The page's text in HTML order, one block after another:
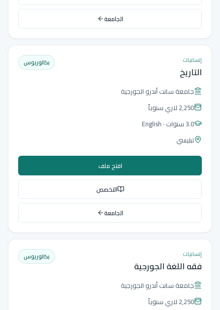
الجامعة
إنسانيات
التاريخ
بكالوريوس
جامعة سانت أندرو الجورجية
2,250 لاري
سنوياً
3.0 سنوات
· English
تبليسي
افتح ملف
التخصص
الجامعة
إنسانيات
فقه اللغة الجورجية
بكالوريوس
جامعة سانت أندرو الجورجية
2,250 لاري
سنوياً